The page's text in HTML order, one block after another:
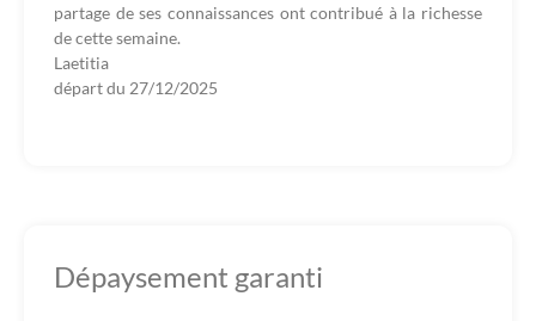
partage de ses connaissances ont contribué à la richesse
de cette semaine.
Laetitia
départ du 27/12/2025
Dépaysement garanti